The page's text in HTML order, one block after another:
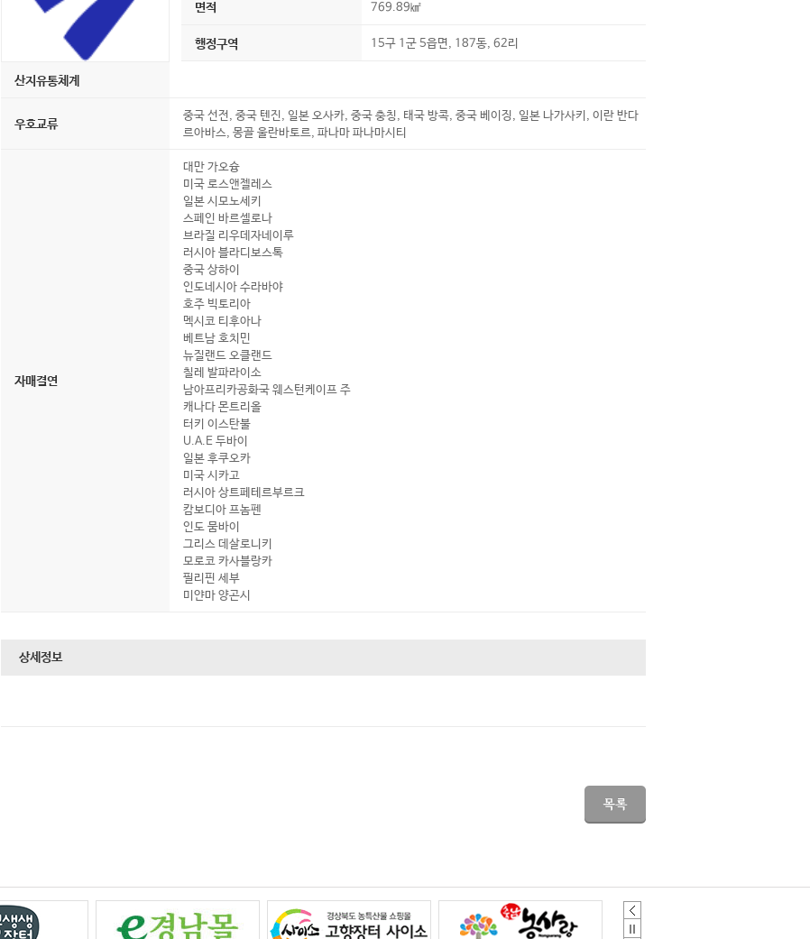
면적 769.89㎢
행정구역 15구 1군 5읍면, 187동, 62리
산지유통체계
우호교류
중국 선전, 중국 텐진, 일본 오사카, 중국 충칭, 태국 방콕, 중국 베이징, 일본 나가사키, 이란 반다
르아바스, 몽골 울란바토르, 파나마 파나마시티
자매결연
대만 가오슝
미국 로스앤젤레스
일본 시모노세키
스페인 바르셀로나
브라질 리우데자네이루
러시아 블라디보스톡
중국 상하이
인도네시아 수라바야
호주 빅토리아
멕시코 티후아나
베트남 호치민
뉴질랜드 오클랜드
칠레 발파라이소
남아프리카공화국 웨스턴케이프 주
캐나다 몬트리올
터키 이스탄불
U.A.E 두바이
일본 후쿠오카
미국 시카고
러시아 상트페테르부르크
캄보디아 프놈펜
인도 뭄바이
그리스 데살로니키
모로코 카사블랑카
필리핀 세부
미얀마 양곤시
상세정보